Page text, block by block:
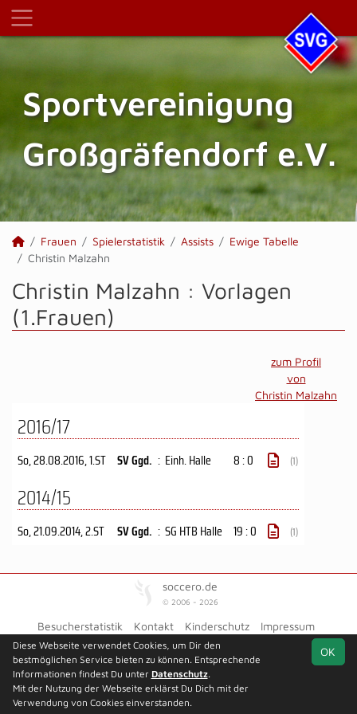
Sportvereinigung
Großgräfendorf e.V.
Frauen Spielerstatistik Assists
Ewige Tabelle
Christin Malzahn
Christin Malzahn : Vorlagen
(1.Frauen)
zum Profil
von
Christin Malzahn
2016/17
So, 28.08.2016, 1.ST SV Ggd. : Einh. Halle 8 : 0 (1)
2014/15
So, 21.09.2014, 2.ST SV Ggd. : SG HTB Halle 19 : 0 (1)
soccero.de
© 2006 - 2026
Besucherstatistik Kontakt Kinderschutz
Impressum
Geburtstage
Datenschutz
Facebook
OK
Diese Webseite verwendet Cookies, um Dir den
bestmöglichen Service bieten zu können. Entsprechende
Informationen findest Du unter Datenschutz.
Mit der Nutzung der Webseite erklärst Du Dich mit der
Verwendung von Cookies einverstanden.